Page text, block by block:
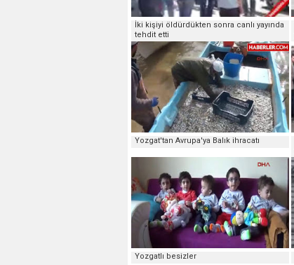
İki kişiyi öldürdükten sonra canlı yayında
tehdit etti
Yozgat'tan Avrupa'ya Balık ihracatı
Yozgatlı besizler